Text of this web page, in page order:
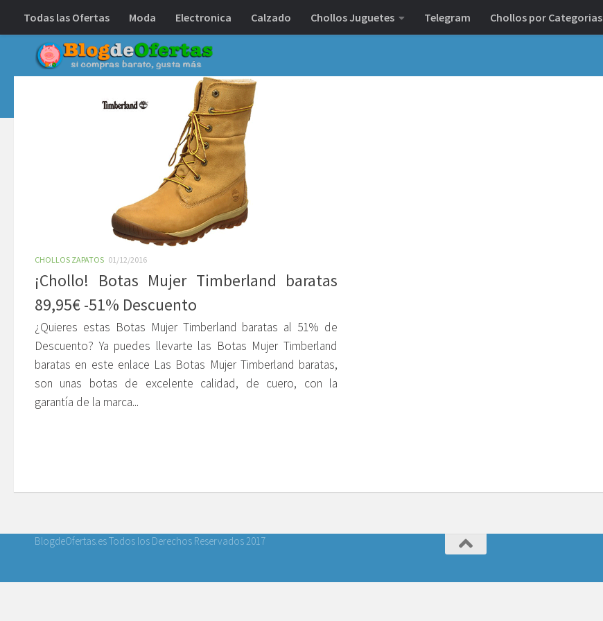
Debajo del contenido
Todas las Ofertas Moda Electronica Calzado Chollos Juguetes Telegram Chollos por Categorias
CHOLLOS ZAPATOS 01/12/2016
¡Chollo! Botas Mujer Timberland baratas
89,95€ -51% Descuento
¿Quieres estas Botas Mujer Timberland baratas al 51% de
Descuento? Ya puedes llevarte las Botas Mujer Timberland
baratas en este enlace Las Botas Mujer Timberland baratas,
son unas botas de excelente calidad, de cuero, con la
garantía de la marca...
BlogdeOfertas.es Todos los Derechos Reservados 2017